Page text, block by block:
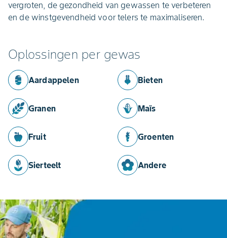
vergroten, de gezondheid van gewassen te verbeteren
en de winstgevendheid voor telers te maximaliseren.
Oplossingen per gewas
Aardappelen Bieten
Granen Maïs
Fruit Groenten
Sierteelt Andere